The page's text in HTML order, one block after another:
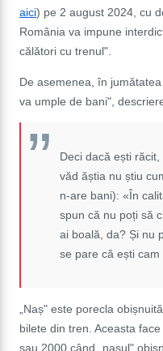
aici) pe 2 august 2024, cu
România va impune
călători cu trenul".
De asemenea, în
va umple de bani",
Deci dacă ești
văd ăștia nu știu
n-are bani): «În
spun că nu poți să
ai boală, da? Și nu
se pare că ești cam
„Naș" este porecla
bilete din tren. Aceasta
sau 2000 când „nașul"